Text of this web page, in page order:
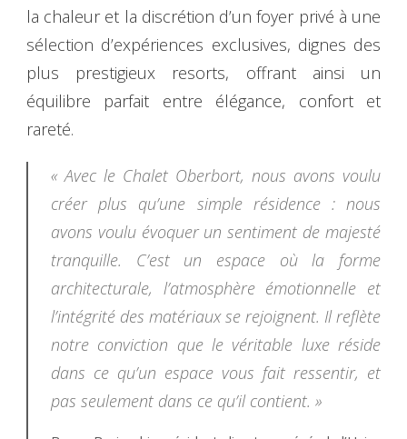
la chaleur et la discrétion d’un foyer privé à une
sélection d’expériences exclusives, dignes des
plus prestigieux resorts, offrant ainsi un
équilibre parfait entre élégance, confort et
rareté.
« Avec le Chalet Oberbort, nous avons voulu
créer plus qu’une simple résidence : nous
avons voulu évoquer un sentiment de majesté
tranquille. C’est un espace où la forme
architecturale, l’atmosphère émotionnelle et
l’intégrité des matériaux se rejoignent. Il reflète
notre conviction que le véritable luxe réside
dans ce qu’un espace vous fait ressentir, et
pas seulement dans ce qu’il contient. »